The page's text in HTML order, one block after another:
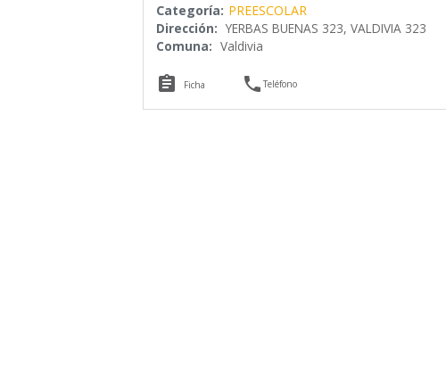
Categoría: PREESCOLAR
Dirección: YERBAS BUENAS 323, VALDIVIA 323
Comuna: Valdivia
 Ficha Teléfono